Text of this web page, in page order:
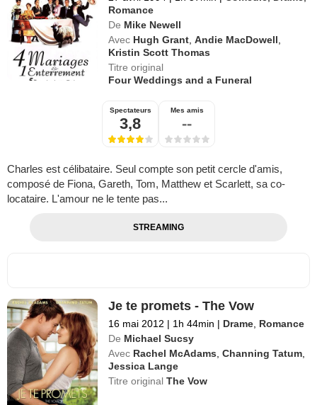
Romance
De Mike Newell
Avec Hugh Grant,Andie MacDowell,
Kristin Scott Thomas
Titre original
Four Weddings and a Funeral
Spectateurs
3,8
Mes amis
--
Charles est célibataire. Seul compte son petit cercle d'amis,
composé de Fiona, Gareth, Tom, Matthew et Scarlett, sa co-
locataire. L'amour ne le tente pas...
STREAMING
Je te promets - The Vow
16 mai 2012 | 1h 44min | Drame, Romance
De Michael Sucsy
Avec Rachel McAdams,Channing Tatum,
Jessica Lange
Titre originalThe Vow